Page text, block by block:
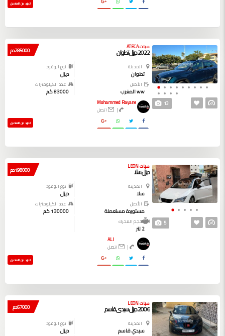
المزيد من التفاصيل
13
285000 دم سيات ATECA
2022 ديزل تطوان
المدينة
تطوان
نوع الوقود
ديزل
الأصل
ww المغرب
عدد الكيلومترات
83000 كم
Mohammed Rayane
|
اتصل
المزيد من التفاصيل
5
198000 دم سيات LEON
ديزل سلا
المدينة
سلا
نوع الوقود
ديزل
الأصل
مستوردة مستعملة
عدد الكيلومترات
130000 كم
حجم المحرك
2 لتر
ALI
|
اتصل
المزيد من التفاصيل
67000 دم سيات LEON
2006 ديزل سيدي قاسم
المدينة
سيدي قاسم
نوع الوقود
ديزل